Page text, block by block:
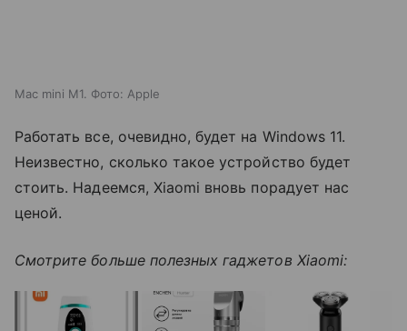
Mac mini M1. Фото: Apple
Работать все, очевидно, будет на Windows 11.
Неизвестно, сколько такое устройство будет
стоить. Надеемся, Xiaomi вновь порадует нас
ценой.
Смотрите больше полезных гаджетов Xiaomi: